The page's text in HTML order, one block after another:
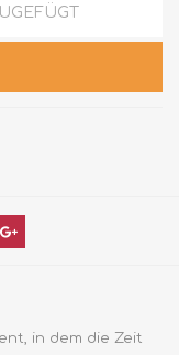
in dem die Zeit